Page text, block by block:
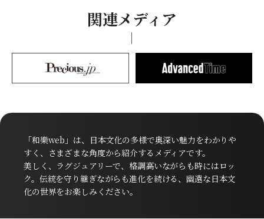
関連メディア
「和樂web」は、日本文化の多様で奥深い魅力をわかりや
すく、さまざまな角度から紹介するメディアです。
美しく、ラグジュアリーで、格調高いながらも時にはロッ
ク。伝統を守り継ぎながらも進化を続ける、幽遠な日本文
化の世界をお楽しみください。